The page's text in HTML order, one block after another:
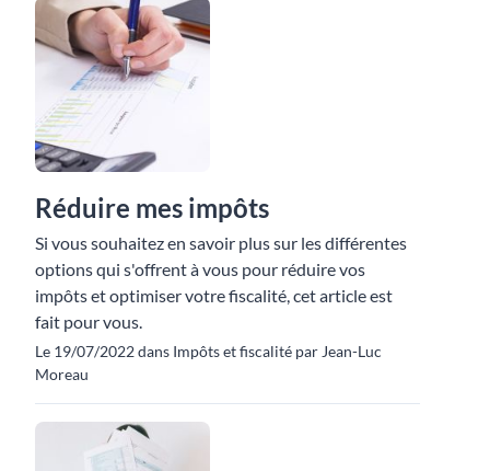
Réduire mes impôts
Si vous souhaitez en savoir plus sur les différentes
options qui s'offrent à vous pour réduire vos
impôts et optimiser votre fiscalité, cet article est
fait pour vous.
Le 19/07/2022 dans Impôts et fiscalité par Jean-Luc
Moreau